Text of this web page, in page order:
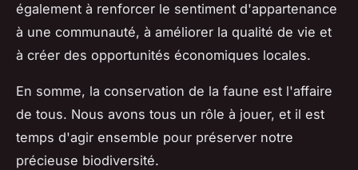
également à renforcer le sentiment d'appartenance
à une communauté, à améliorer la qualité de vie et
à créer des opportunités économiques locales.
En somme, la conservation de la faune est l'affaire
de tous. Nous avons tous un rôle à jouer, et il est
temps d'agir ensemble pour préserver notre
précieuse biodiversité.